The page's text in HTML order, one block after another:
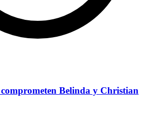
Belinda y Christian